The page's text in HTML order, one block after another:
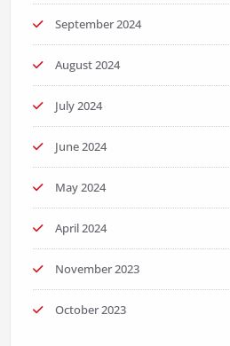
September 2024
August 2024
July 2024
June 2024
May 2024
April 2024
November 2023
October 2023